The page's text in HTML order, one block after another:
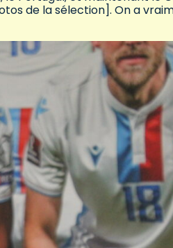
de la sélection]. On a